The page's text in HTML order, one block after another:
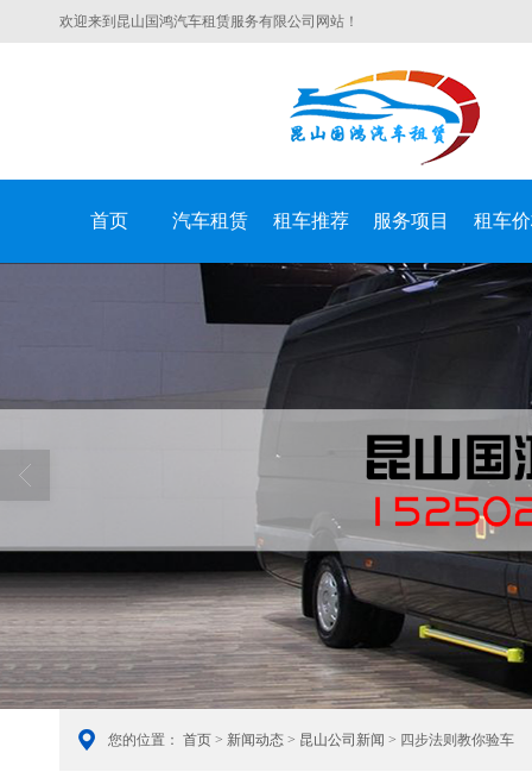
欢迎来到昆山国鸿汽车租赁服务有限公司网站！
昆山国鸿汽车租赁服务有限公司
首页 汽车租赁 租车推荐 服务项目 租车
您的位置： 首页 > 新闻动态 > 昆山公司新闻 > 四步法则教你验车